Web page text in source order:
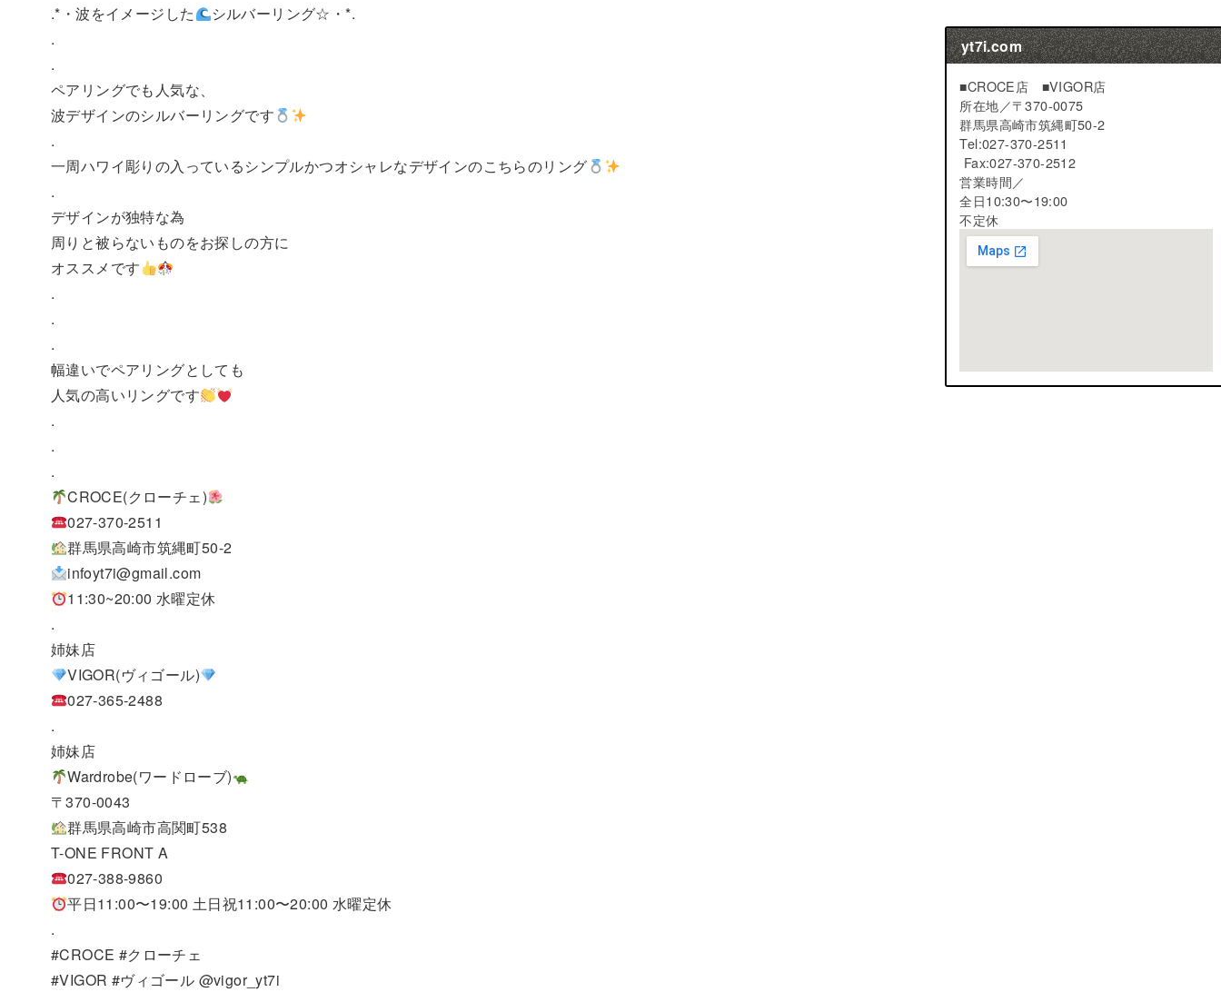
.*・波をイメージした
シルバーリング☆・*.
.
.
ペアリングでも人気な、
波デザインのシルバーリングです
.
一周ハワイ彫りの入っているシンプルかつオシャレなデザインのこちらのリング
.
デザインが独特な為
周りと被らないものをお探しの方に
オススメです
.
.
.
幅違いでペアリングとしても
人気の高いリングです
.
.
.
CROCE(クローチェ)
027-370-2511
群馬県高崎市筑縄町50-2
infoyt7i@gmail.com
11:30~20:00 水曜定休
.
姉妹店
VIGOR(ヴィゴール)
027-365-2488
.
姉妹店
Wardrobe(ワードローブ)
〒370-0043
群馬県高崎市高関町538
T-ONE FRONT A
027-388-9860
平日11:00〜19:00 土日祝11:00〜20:00 水曜定休
.
#CROCE #クローチェ
#VIGOR #ヴィゴール @vigor_yt7i
yt7i.com
■CROCE店 ■VIGOR店
所在地／〒370-0075
群馬県高崎市筑縄町50-2
Tel:027-370-2511
Fax:027-370-2512
営業時間／
全日10:30〜19:00
不定休